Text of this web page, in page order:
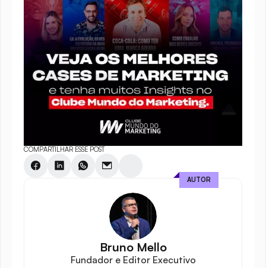
COMPARTILHAR ESSE POST
Bruno Mello
Fundador e Editor Executivo
AUTOR